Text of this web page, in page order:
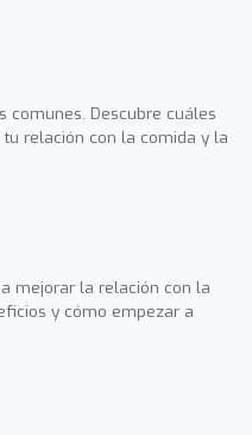
comunes. Descubre cuáles
relación con la comida y la
mejorar la relación con la
y cómo empezar a